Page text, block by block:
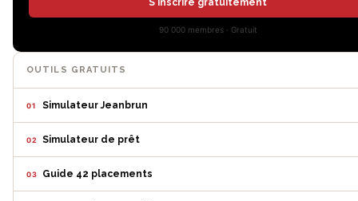
S'inscrire gratuitement
90 000 membres · Gratuit
OUTILS GRATUITS
01 Simulateur Jeanbrun
02 Simulateur de prêt
03 Guide 42 placements